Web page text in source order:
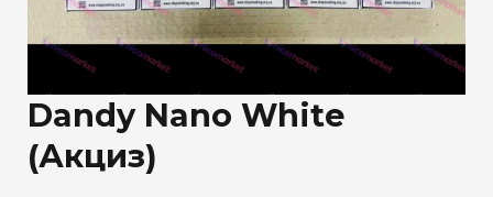
Dandy Nano White
(Акциз)